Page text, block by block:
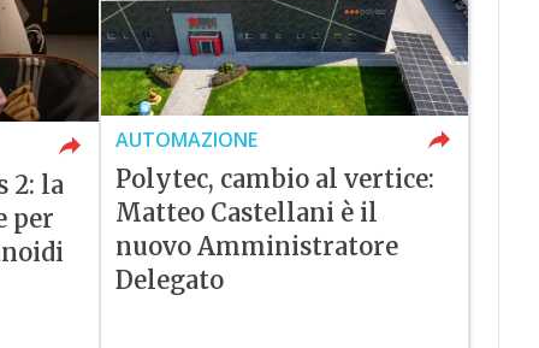
2: la
per
AUTOMAZIONE
Polytec, cambio al vertice:
Matteo Castellani è il
nuovo Amministratore
Delegato